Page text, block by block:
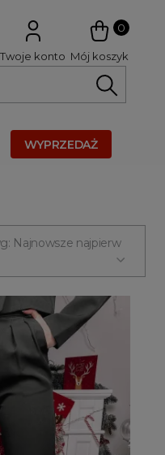
0
Mój koszyk
Twoje konto
WYPRZEDAŻ
Najnowsze najpierw